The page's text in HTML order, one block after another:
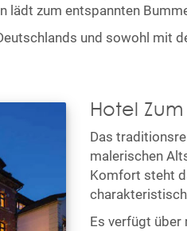
lädt zum entspannten
und sowohl mit
Hotel
Das
malerischen
Komfort steht
Es verfügt über